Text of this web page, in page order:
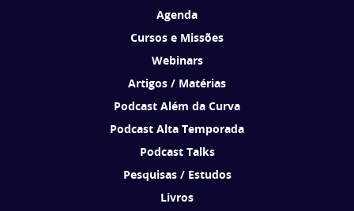
Agenda
Cursos e Missões
Webinars
Artigos / Matérias
Podcast Além da Curva
Podcast Alta Temporada
Podcast Talks
Pesquisas / Estudos
Livros